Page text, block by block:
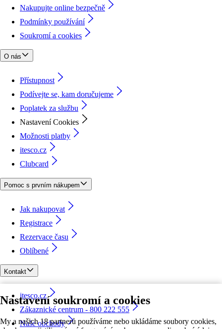
Nastavení soukromí a cookies
My a našich 18 partnerů používáme nebo ukládáme soubory cookies,
Nakupujte online bezpečně
Podmínky používání
Soukromí a cookies
O nás
Přístupnost
Podívejte se, kam doručujeme
Poplatek za službu
Nastavení Cookies
Možnosti platby
itesco.cz
Clubcard
Pomoc s prvním nákupem
Jak nakupovat
Registrace
Rezervace času
Oblíbené
Kontakt
itesco.cz
Zákaznické centrum - 800 222 555
Naše obchody